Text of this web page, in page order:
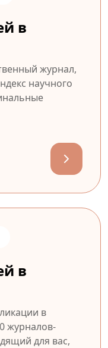
в
журнал,
научного
в
в
журналов-
для вас,